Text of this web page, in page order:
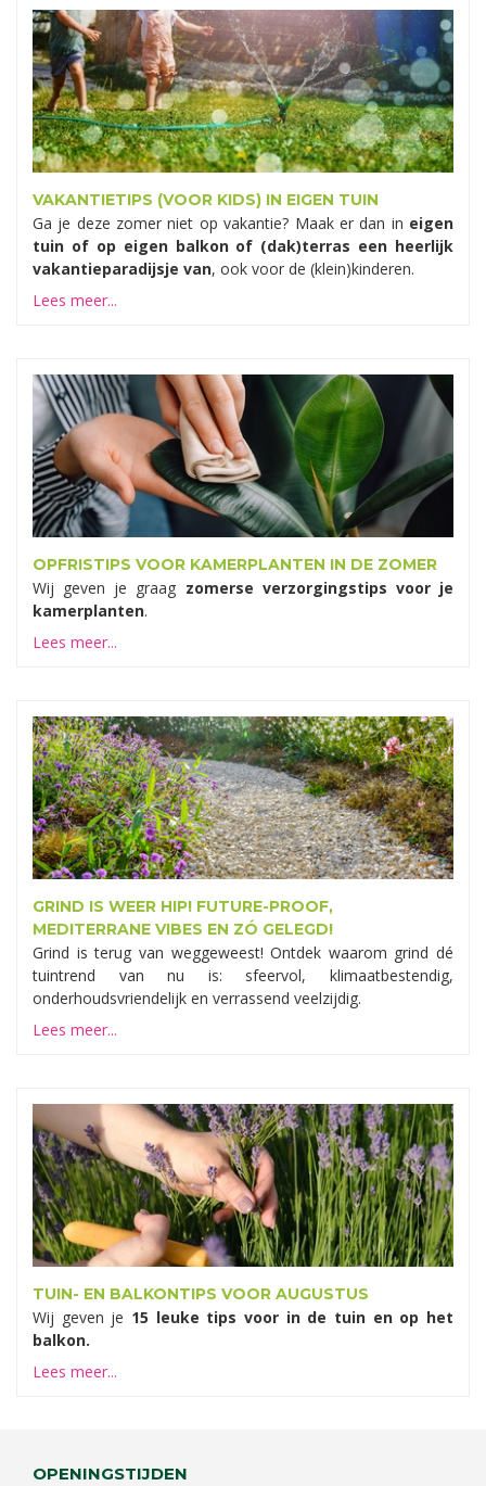
VAKANTIETIPS (VOOR KIDS) IN EIGEN TUIN
Ga je deze zomer niet op vakantie? Maak er dan in eigen
tuin of op eigen balkon of (dak)terras een heerlijk
vakantieparadijsje van, ook voor de (klein)kinderen.
Lees meer...
OPFRISTIPS VOOR KAMERPLANTEN IN DE ZOMER
Wij geven je graag zomerse verzorgingstips voor je
kamerplanten.
Lees meer...
GRIND IS WEER HIP! FUTURE-PROOF,
MEDITERRANE VIBES EN ZÓ GELEGD!
Grind is terug van weggeweest! Ontdek waarom grind dé
tuintrend van nu is: sfeervol, klimaatbestendig,
onderhoudsvriendelijk en verrassend veelzijdig.
Lees meer...
TUIN- EN BALKONTIPS VOOR AUGUSTUS
Wij geven je 15 leuke tips voor in de tuin en op het
balkon.
Lees meer...
OPENINGSTIJDEN